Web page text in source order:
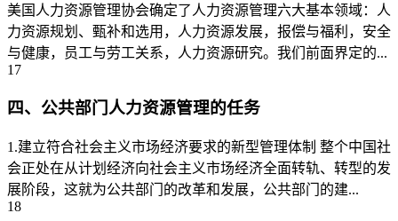
美国人力资源管理协会确定了人力资源管理六大基本领域：人
力资源规划、甄补和选用，人力资源发展，报偿与福利，安全
与健康，员工与劳工关系，人力资源研究。我们前面界定的...
17
四、公共部门人力资源管理的任务
1.建立符合社会主义市场经济要求的新型管理体制 整个中国社
会正处在从计划经济向社会主义市场经济全面转轨、转型的发
展阶段，这就为公共部门的改革和发展，公共部门的建...
18